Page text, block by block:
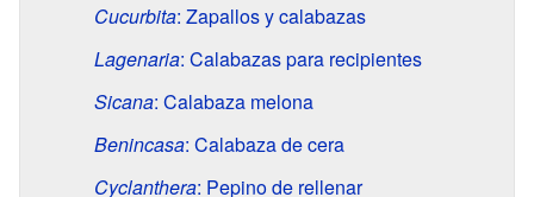
Cucurbita: Zapallos y calabazas
Lagenaria: Calabazas para recipientes
Sicana: Calabaza melona
Benincasa: Calabaza de cera
Cyclanthera: Pepino de rellenar